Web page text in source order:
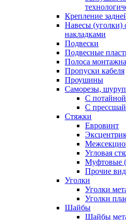
Крепление
Навесы (уголки)
накладками
Подвески
Подвесные
Полоса
Пропуски кабеля
Проушины
Саморезы,
С
С
Стяжки
Евровинт
Угловая
Муфтовые
Прочие
Уголки
Уголки
Уголки
Шайбы
Шайбы